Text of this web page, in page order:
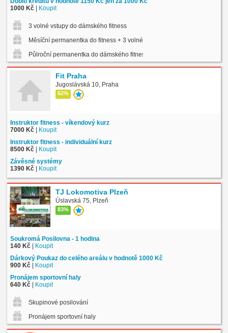
1000 Kč | Koupit
3 volné vstupy do dámského fitness
Měsíční permanentka do fitness + 3 volné vstupy na skup. lekce
Půlroční permanentka do dámského fitness
Fit Praha
Jugoslávská 10, Praha
62%
Instruktor fitness - víkendový kurz
7000 Kč | Koupit
Instruktor fitness - individuální kurz
8500 Kč | Koupit
Závěsné systémy
1390 Kč | Koupit
TJ Lokomotiva Plzeň
Úslavská 75, Plzeň
83%
Soukromá Posilovna - 1 hodina
140 Kč | Koupit
Dárkový Poukaz do celého areálu v hodnotě 1000 Kč
900 Kč | Koupit
Pronájem sportovní haly
640 Kč | Koupit
Skupinové posilování
Pronájem sportovní haly